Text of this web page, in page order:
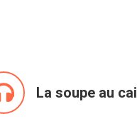
La soupe au